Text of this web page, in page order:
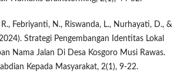
R., Febriyanti, N., Riswanda, L., Nurhayati, D., &
Strategi Pengembangan Identitas Lokal
Nama Jalan Di Desa Kosgoro Musi Rawas.
Kepada Masyarakat, 2(1), 9-22.